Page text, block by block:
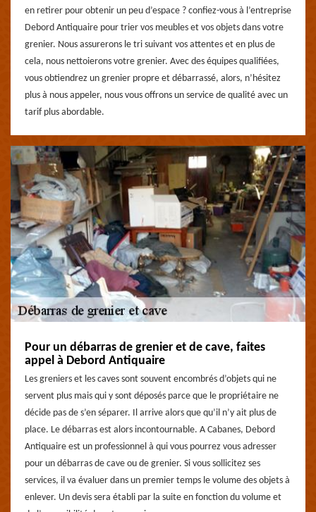
en retirer pour obtenir un peu d’espace ? confiez-vous à l’entreprise
Debord Antiquaire pour trier vos meubles et vos objets dans votre
grenier. Nous assurerons le tri suivant vos attentes et en plus de
cela, nous nettoierons votre grenier. Avec des équipes qualifiées,
vous obtiendrez un grenier propre et débarrassé, alors, n’hésitez
plus à nous appeler, nous vous offrons un service de qualité avec un
tarif plus abordable.
Pour un débarras de grenier et de cave, faites
appel à Debord Antiquaire
Les greniers et les caves sont souvent encombrés d’objets qui ne
servent plus mais qui y sont déposés parce que le propriétaire ne
décide pas de s’en séparer. Il arrive alors que qu’il n’y ait plus de
place. Le débarras est alors incontournable. A Cabanes, Debord
Antiquaire est un professionnel à qui vous pourrez vous adresser
pour un débarras de cave ou de grenier. Si vous sollicitez ses
services, il va évaluer dans un premier temps le volume des objets à
enlever. Un devis sera établi par la suite en fonction du volume et